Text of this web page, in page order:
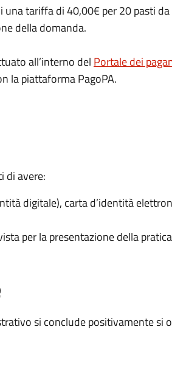
una tariffa di 40,00€ per 20 pasti da
della domanda.
all’interno del Portale dei
la piattaforma PagoPA.
di avere:
digitale), carta d’identità
per la presentazione della
si conclude positivamente si